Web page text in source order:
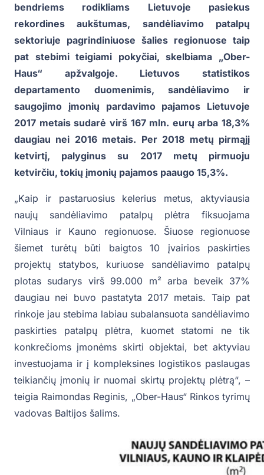
bendriems rodikliams Lietuvoje pasiekus
rekordines aukštumas, sandėliavimo patalpų
sektoriuje pagrindiniuose šalies regionuose taip
pat stebimi teigiami pokyčiai, skelbiama „Ober-
Haus“ apžvalgoje. Lietuvos statistikos
departamento duomenimis, sandėliavimo ir
saugojimo įmonių pardavimo pajamos Lietuvoje
2017 metais sudarė virš 167 mln. eurų arba 18,3%
daugiau nei 2016 metais. Per 2018 metų pirmąjį
ketvirtį, palyginus su 2017 metų pirmuoju
ketvirčiu, tokių įmonių pajamos paaugo 15,3%.
„Kaip ir pastaruosius kelerius metus, aktyviausia
naujų sandėliavimo patalpų plėtra fiksuojama
Vilniaus ir Kauno regionuose. Šiuose regionuose
šiemet turėtų būti baigtos 10 įvairios paskirties
projektų statybos, kuriuose sandėliavimo patalpų
plotas sudarys virš 99.000 m² arba beveik 37%
daugiau nei buvo pastatyta 2017 metais. Taip pat
rinkoje jau stebima labiau subalansuota sandėliavimo
paskirties patalpų plėtra, kuomet statomi ne tik
konkrečioms įmonėms skirti objektai, bet aktyviau
investuojama ir į kompleksines logistikos paslaugas
teikiančių įmonių ir nuomai skirtų projektų plėtrą“, –
teigia Raimondas Reginis, „Ober-Haus“ Rinkos tyrimų
vadovas Baltijos šalims.